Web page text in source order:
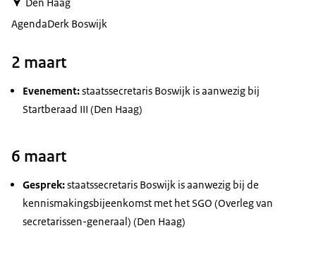
AgendaDerk Boswijk
2 maart
Evenement:staatssecretaris Boswijk is aanwezig bij
Startberaad III (Den Haag)
6 maart
Gesprek:staatssecretaris Boswijk is aanwezig bij de
kennismakingsbijeenkomst met het SGO (Overleg van
secretarissen-generaal) (Den Haag)